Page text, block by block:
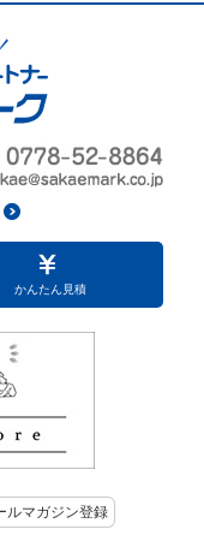
かんたん見積
ルマガジン登録